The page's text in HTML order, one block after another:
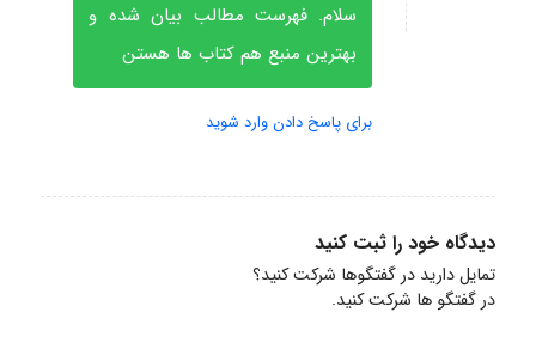
سلام. فهرست مطالب بیان شده و
بهترین منبع هم کتاب ها هستن
برای پاسخ دادن وارد شوید
دیدگاه خود را ثبت کنید
تمایل دارید در گفتگوها شرکت کنید؟
در گفتگو ها شرکت کنید.